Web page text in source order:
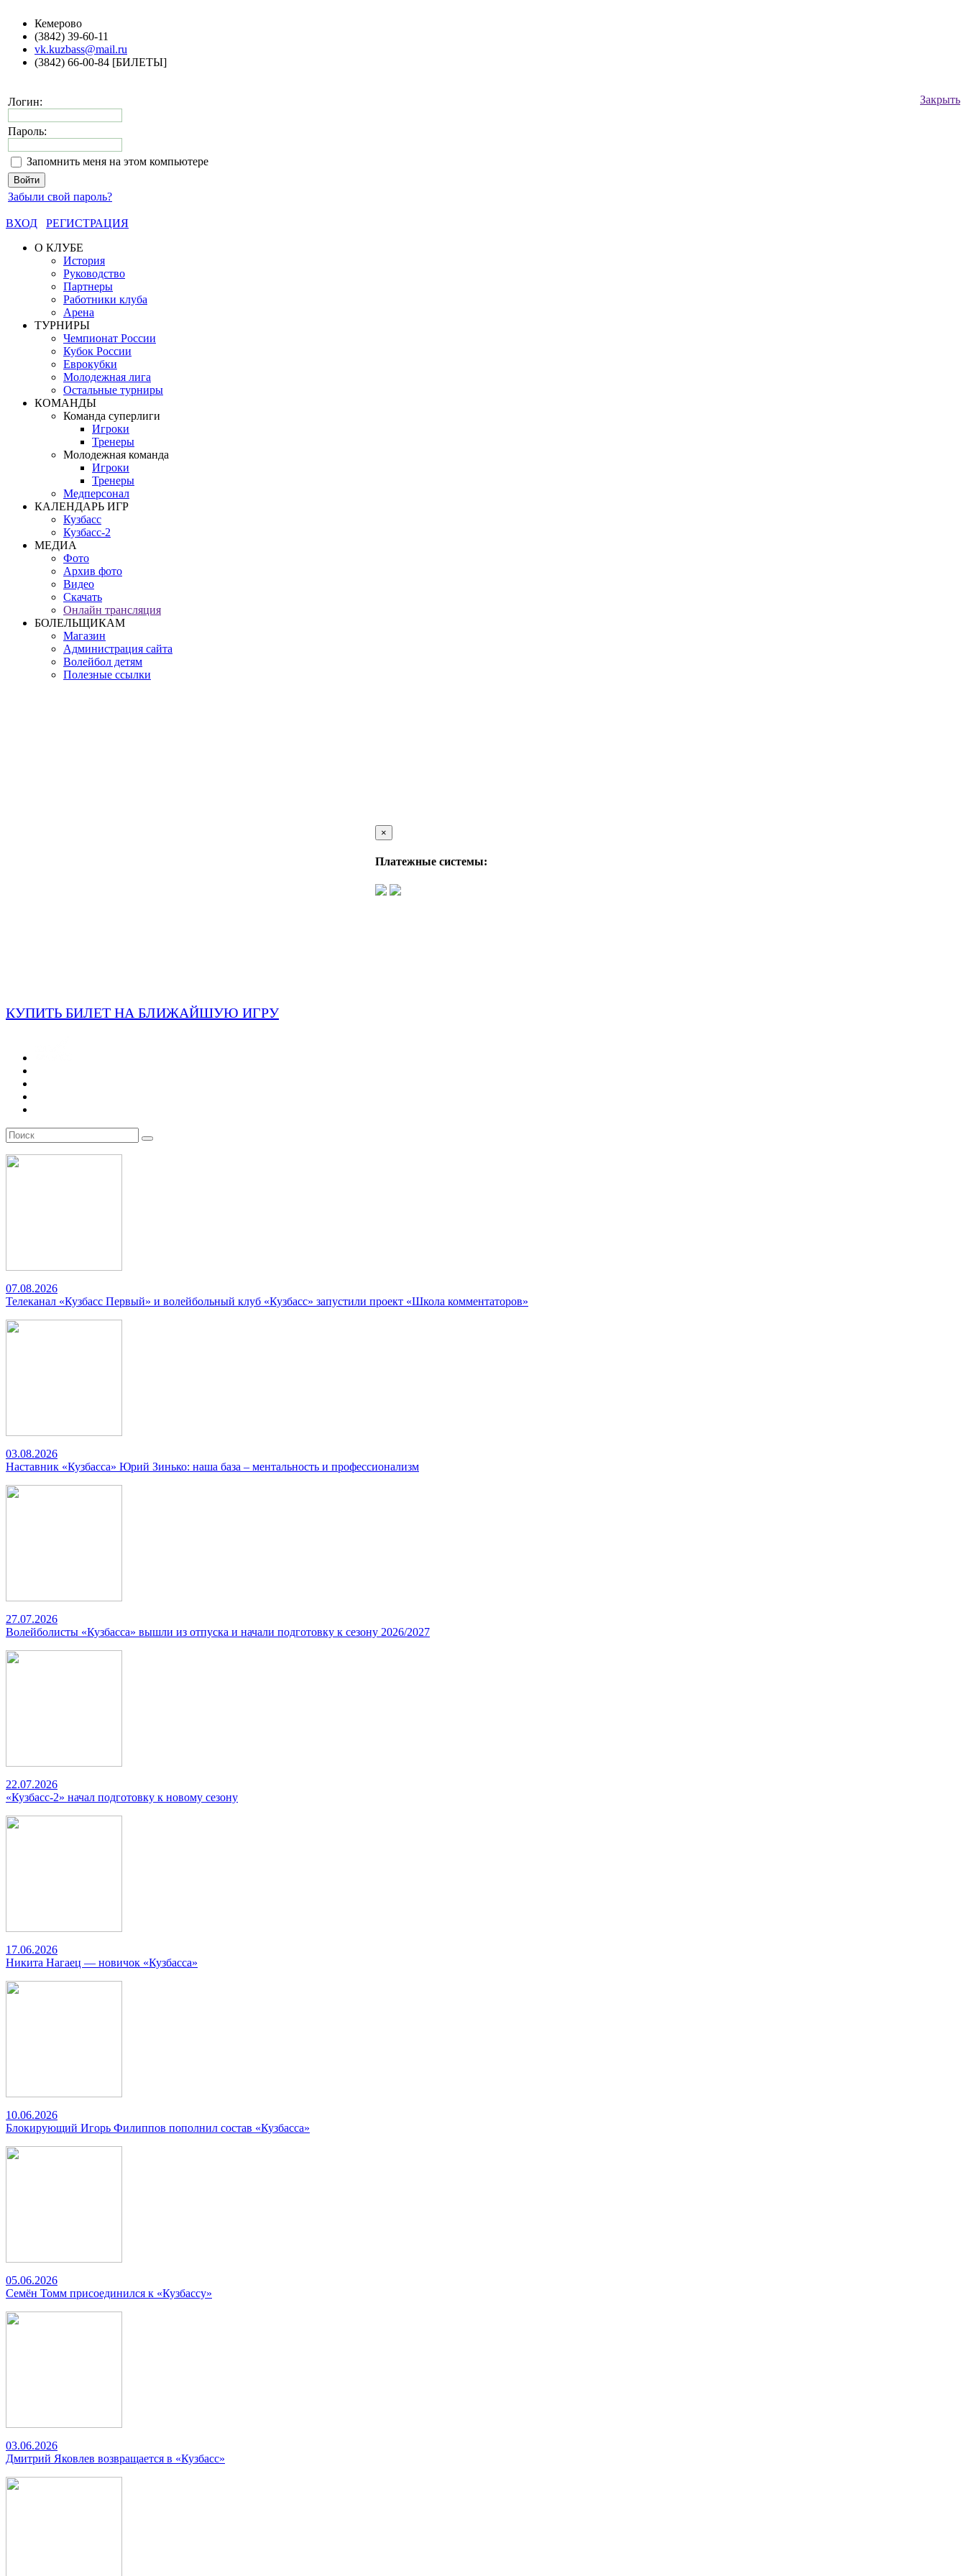
Кемерово
(3842) 39-60-11
vk.kuzbass@mail.ru
(3842) 66-00-84 [БИЛЕТЫ]
Закрыть
Логин:
Пароль:
Запомнить меня на этом компьютере
Забыли свой пароль?
ВХОД
РЕГИСТРАЦИЯ
О КЛУБЕ
История
Руководство
Партнеры
Работники клуба
Арена
ТУРНИРЫ
Чемпионат России
Кубок России
Еврокубки
Молодежная лига
Остальные турниры
КОМАНДЫ
Команда суперлиги
Игроки
Тренеры
Молодежная команда
Игроки
Тренеры
Медперсонал
КАЛЕНДАРЬ ИГР
Кузбасс
Кузбасс-2
МЕДИА
Фото
Архив фото
Видео
Скачать
Онлайн трансляция
БОЛЕЛЬЩИКАМ
Магазин
Администрация сайта
Волейбол детям
Полезные ссылки
×
Платежные системы:
КУПИТЬ БИЛЕТ НА БЛИЖАЙШУЮ ИГРУ
07.08.2026
Телеканал «Кузбасс Первый» и волейбольный клуб «Кузбасс» запустили проект «Школа комментаторов»
03.08.2026
Наставник «Кузбасса» Юрий Зинько: наша база – ментальность и профессионализм
27.07.2026
Волейболисты «Кузбасса» вышли из отпуска и начали подготовку к сезону 2026/2027
22.07.2026
«Кузбасс-2» начал подготовку к новому сезону
17.06.2026
Никита Нагаец — новичок «Кузбасса»
10.06.2026
Блокирующий Игорь Филиппов пополнил состав «Кузбасса»
05.06.2026
Семён Томм присоединился к «Кузбассу»
03.06.2026
Дмитрий Яковлев возвращается в «Кузбасс»